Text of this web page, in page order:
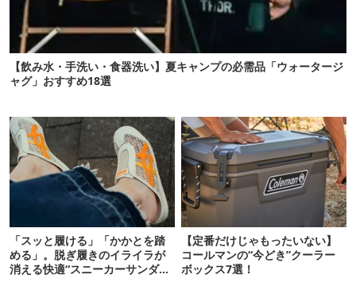
【飲み水・手洗い・食器洗い】夏キャンプの必需品「ウォータージ
ャグ」おすすめ18選
「スッと履ける」「かかとを踏
める」。脱ぎ履きのイライラが
消える快適“スニーカーサンダ
【定番だけじゃもったいない】
コールマンの“今どき”クーラー
ボックス7選！